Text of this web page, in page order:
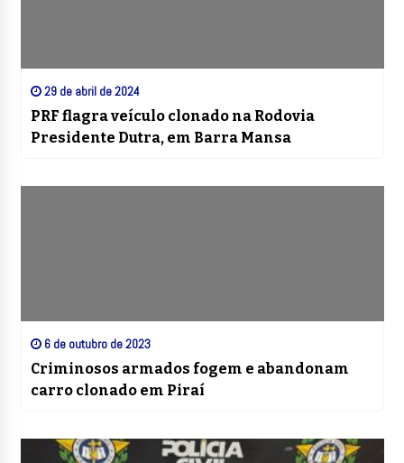
29 de abril de 2024
PRF flagra veículo clonado na Rodovia
Presidente Dutra, em Barra Mansa
6 de outubro de 2023
Criminosos armados fogem e abandonam
carro clonado em Piraí